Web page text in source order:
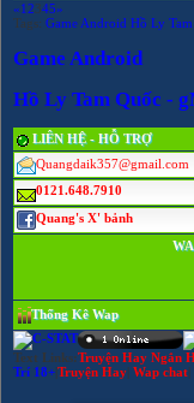
«1 2345»
Tags: Game Android Hồ Ly Tam
Game Android
Hồ Ly Tam Quốc -
LIÊN HỆ - HỖ TRỢ
Quangdaik357@gmail.com
0121.648.7910
Quang's X' bảnh
Thống Kê Wap
Text Links:Truyện Hay Ngắn
Trí 18+|Truyện Hay| Wap chat|